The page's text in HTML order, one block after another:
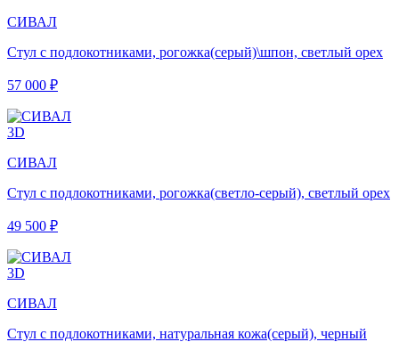
СИВАЛ
Стул с подлокотниками, рогожка(серый)\шпон, светлый орех
57 000 ₽
3D
СИВАЛ
Стул с подлокотниками, рогожка(светло-серый), светлый орех
49 500 ₽
3D
СИВАЛ
Стул с подлокотниками, натуральная кожа(серый), черный